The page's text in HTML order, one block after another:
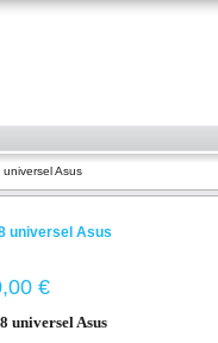
Asus
universel Asus
€
universel Asus